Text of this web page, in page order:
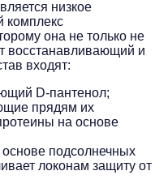
низкое
комплекс
она не только не
восстанавливающий и
входят:
D-пантенол;
прядям их
на основе
основе подсолнечных
локонам защиту от